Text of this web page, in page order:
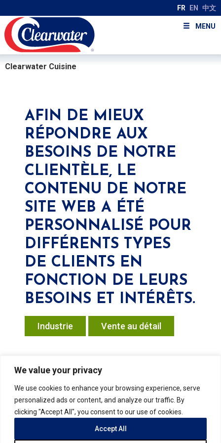
We value your privacy
We use cookies to enhance your browsing experience, serve
personalized ads or content, and analyze our traffic. By
clicking "Accept All", you consent to our use of cookies.
Accept All
MENU
FR EN 中文
Clearwater Cuisine
AFIN DE MIEUX
RÉPONDRE AUX
BESOINS DE NOTRE
CLIENTÈLE, LE
CONTENU DE NOTRE
SITE WEB A ÉTÉ
PERSONNALISÉ POUR
DIFFÉRENTS TYPES
DE CLIENTS EN
FONCTION DE LEURS
BESOINS ET INTÉRÊTS.
Industrie Vente au détail
Verify your product purchase